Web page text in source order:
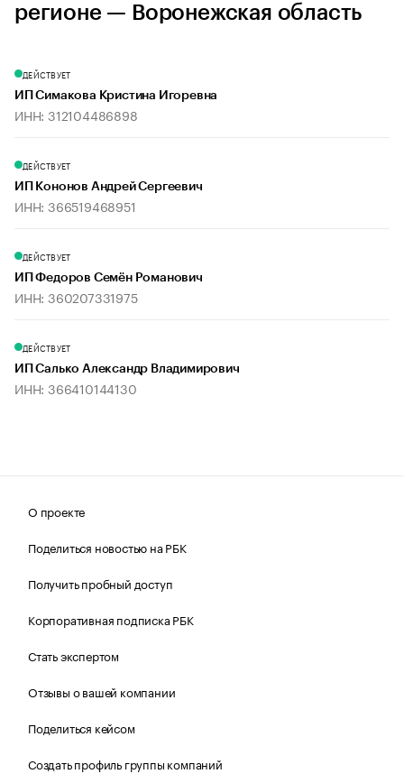
регионе — Воронежская область
ДЕЙСТВУЕТ
ИП Симакова Кристина Игоревна
ИНН: 312104486898
ДЕЙСТВУЕТ
ИП Кононов Андрей Сергеевич
ИНН: 366519468951
ДЕЙСТВУЕТ
ИП Федоров Семён Романович
ИНН: 360207331975
ДЕЙСТВУЕТ
ИП Салько Александр Владимирович
ИНН: 366410144130
О проекте
Поделиться новостью на РБК
Получить пробный доступ
Корпоративная подписка РБК
Стать экспертом
Отзывы о вашей компании
Поделиться кейсом
Создать профиль группы компаний